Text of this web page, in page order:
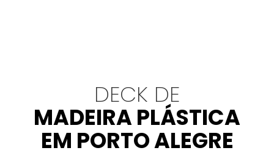
DECK DE
MADEIRA PLÁSTICA
EM PORTO ALEGRE